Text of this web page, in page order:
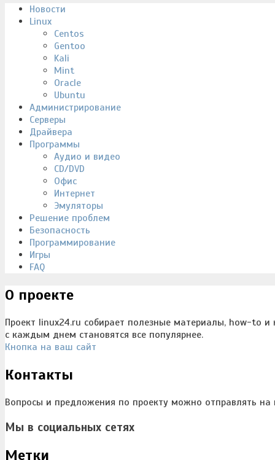
Новости
Linux
Centos
Gentoo
Kali
Mint
Oracle
Ubuntu
Администрирование
Серверы
Драйвера
Программы
Аудио и видео
CD/DVD
Офис
Интернет
Эмуляторы
Решение проблем
Безопасность
Программирование
Игры
FAQ
О проекте
Проект linux24.ru собирает полезные материалы, how-to
с каждым днем становятся все популярнее.
Кнопка на ваш сайт
Контакты
Вопросы и предложения по проекту можно отправлять на
Мы в социальных сетях
Метки